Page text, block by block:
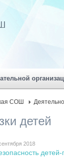
СОШ
детей
2018
детей-